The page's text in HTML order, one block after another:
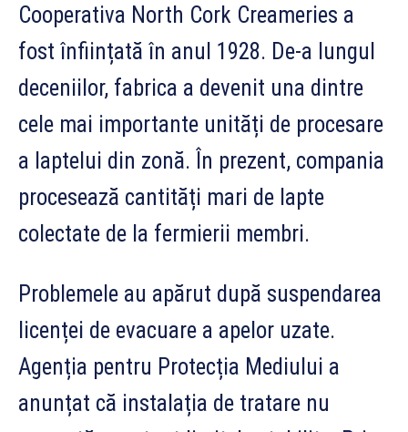
Cooperativa North Cork Creameries a
fost înființată în anul 1928. De-a lungul
deceniilor, fabrica a devenit una dintre
cele mai importante unități de procesare
a laptelui din zonă. În prezent, compania
procesează cantități mari de lapte
colectate de la fermierii membri.
Problemele au apărut după suspendarea
licenței de evacuare a apelor uzate.
Agenția pentru Protecția Mediului a
anunțat că instalația de tratare nu